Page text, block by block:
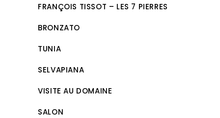
FRANÇOIS TISSOT – LES 7 PIERRES
BRONZATO
TUNIA
SELVAPIANA
VISITE AU DOMAINE
SALON